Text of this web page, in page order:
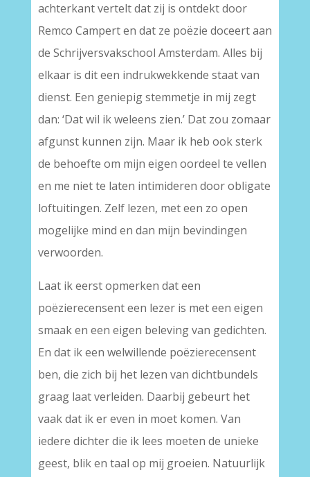
achterkant vertelt dat zij is ontdekt door
Remco Campert en dat ze poëzie doceert aan
de Schrijversvakschool Amsterdam. Alles bij
elkaar is dit een indrukwekkende staat van
dienst. Een geniepig stemmetje in mij zegt
dan: ‘Dat wil ik weleens zien.’ Dat zou zomaar
afgunst kunnen zijn. Maar ik heb ook sterk
de behoefte om mijn eigen oordeel te vellen
en me niet te laten intimideren door obligate
loftuitingen. Zelf lezen, met een zo open
mogelijke mind en dan mijn bevindingen
verwoorden.
Laat ik eerst opmerken dat een
poëzierecensent een lezer is met een eigen
smaak en een eigen beleving van gedichten.
En dat ik een welwillende poëzierecensent
ben, die zich bij het lezen van dichtbundels
graag laat verleiden. Daarbij gebeurt het
vaak dat ik er even in moet komen. Van
iedere dichter die ik lees moeten de unieke
geest, blik en taal op mij groeien. Natuurlijk